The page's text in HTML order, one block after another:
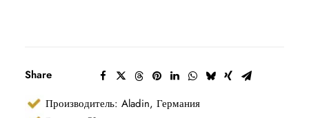
Share
Производитель: Aladin, Германия